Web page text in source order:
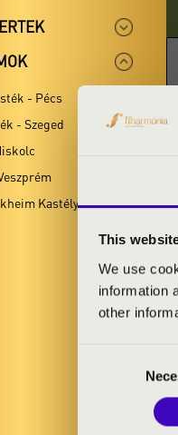
This
We use
information
other
- Pécs
- Szeged
Kastélykertben -